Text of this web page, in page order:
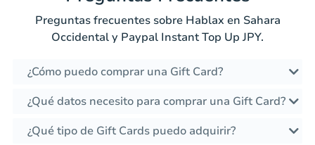
Preguntas frecuentes sobre Hablax en Sahara
Occidental y Paypal Instant Top Up JPY.
¿Cómo puedo comprar una Gift Card?
¿Qué datos necesito para comprar una Gift Card?
¿Qué tipo de Gift Cards puedo adquirir?